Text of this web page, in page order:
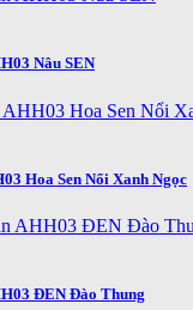
Nâu SEN
Hoa Sen Nổi Xanh Ngọc
ĐEN Đào Thung